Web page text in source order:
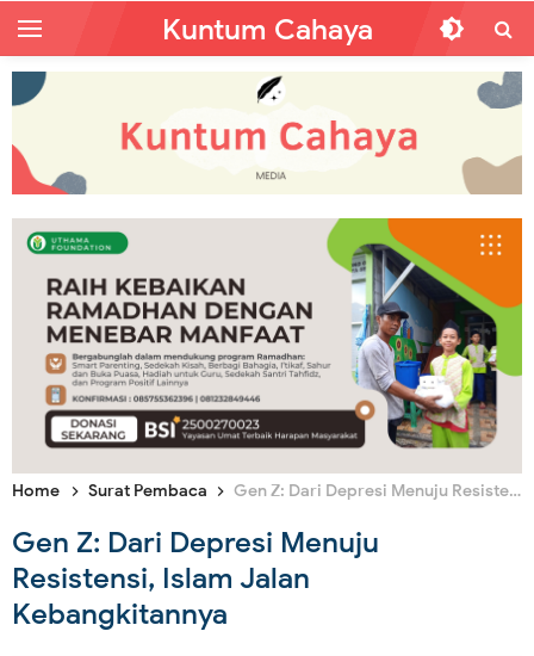
Kuntum Cahaya
Home Surat Pembaca Gen Z: Dari Depresi Menuju Resistensi, Islam Jalan Kebangkitannya
Gen Z: Dari Depresi Menuju
Resistensi, Islam Jalan
Kebangkitannya